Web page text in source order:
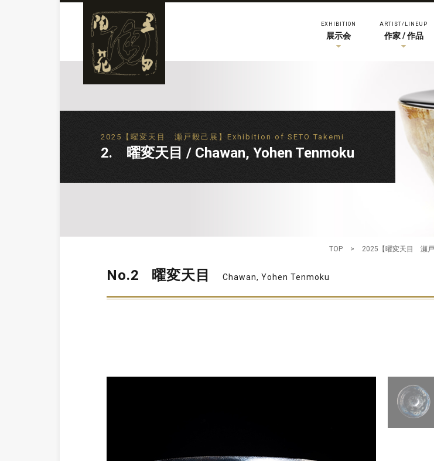
EXHIBITION
展示会
ARTIST/LINEUP
作家 / 作品
2025【曜変天目 瀬戸毅己展】Exhibition of SETO Takemi
2. 曜変天目 / Chawan, Yohen Tenmoku
TOP > 2025【曜変天目 瀬戸
No.2 曜変天目 Chawan, Yohen Tenmoku